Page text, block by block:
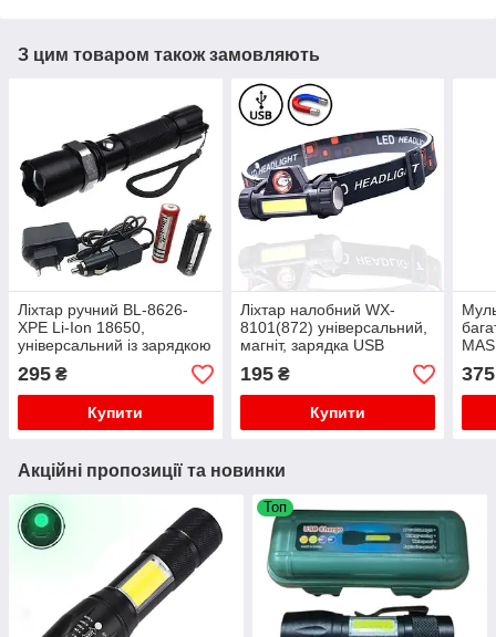
З цим товаром також замовляють
Ліхтар ручний BL-8626-
XPE Li-Ion 18650,
універсальний із зарядкою
220В,12В, з фокусуванням
295 ₴
Купити
Ліхтар налобний WX-
8101(872) універсальний,
магніт, зарядка USB
195₴
Купити
375
Акційні пропозиції та новинки
Топ